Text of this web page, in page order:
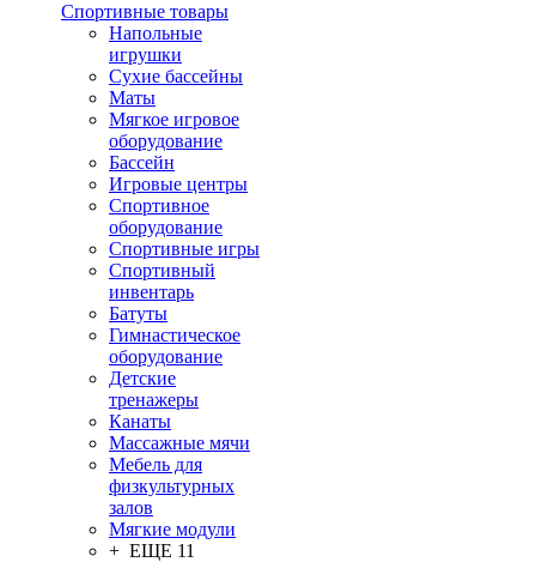
Спортивные товары
Напольные
игрушки
Сухие бассейны
Маты
Мягкое игровое
оборудование
Бассейн
Игровые центры
Спортивное
оборудование
Спортивные игры
Спортивный
инвентарь
Батуты
Гимнастическое
оборудование
Детские
тренажеры
Канаты
Массажные мячи
Мебель для
физкультурных
залов
Мягкие модули
+ ЕЩЕ 11